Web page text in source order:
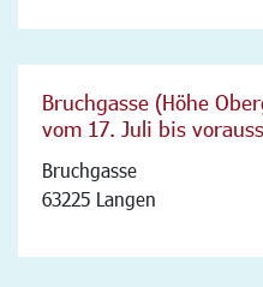
Bruchgasse (Höhe
vom 17. Juli bis
Bruchgasse
63225 Langen